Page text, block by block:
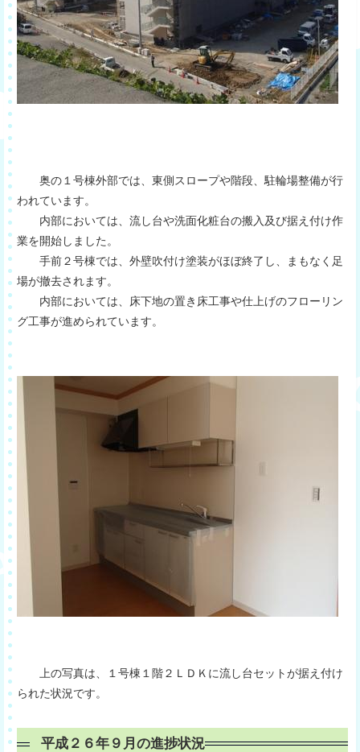
奥の１号棟外部では、東側スロープや階段、駐輪場整備が行
われています。
内部においては、流し台や洗面化粧台の搬入及び据え付け作
業を開始しました。
手前２号棟では、外壁吹付け塗装がほぼ終了し、まもなく足
場が撤去されます。
内部においては、床下地の置き床工事や仕上げのフローリン
グ工事が進められています。
上の写真は、１号棟１階２ＬＤＫに流し台セットが据え付け
られた状況です。
平成２６年９月の進捗状況